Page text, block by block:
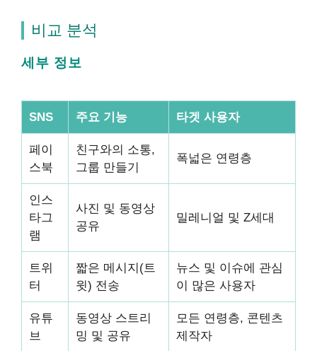
비교 분석
세부 정보
SNS 주요 기능 타겟 사용자
페이
스북
친구와의 소통,
그룹 만들기
폭넓은 연령층
인스
타그
램
사진 및 동영상
공유
밀레니얼 및 Z세대
트위
터
짧은 메시지(트
윗) 전송
뉴스 및 이슈에 관심
이 많은 사용자
유튜
브
동영상 스트리
밍 및 공유
모든 연령층, 콘텐츠
제작자